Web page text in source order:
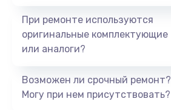
При ремонте используются
оригинальные комплектующие
или аналоги?
Возможен ли срочный ремонт?
Могу при нем присутствовать?